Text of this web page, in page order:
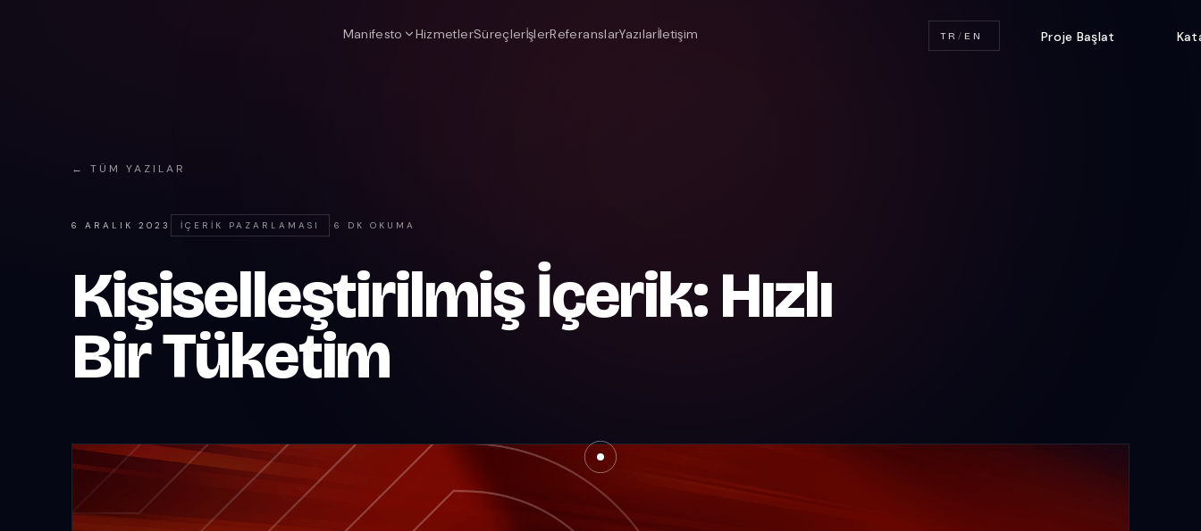
Manifesto HizmetlerSüreçlerİşlerReferanslarYazılarİletişim TR / EN Proje Başlat
← TÜM YAZILAR
6 ARALIK 2023 İÇERIK PAZARLAMASI · 6 DK OKUMA
Kişiselleştirilmiş İçerik: Hızlı
Bir Tüketim